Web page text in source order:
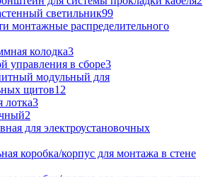
светильник99
монтажные распределительного
колодка3
управления в сборе3
модульный для
щитов12
лотка3
2
для электроустановочных
коробка/корпус для монтажа в стене